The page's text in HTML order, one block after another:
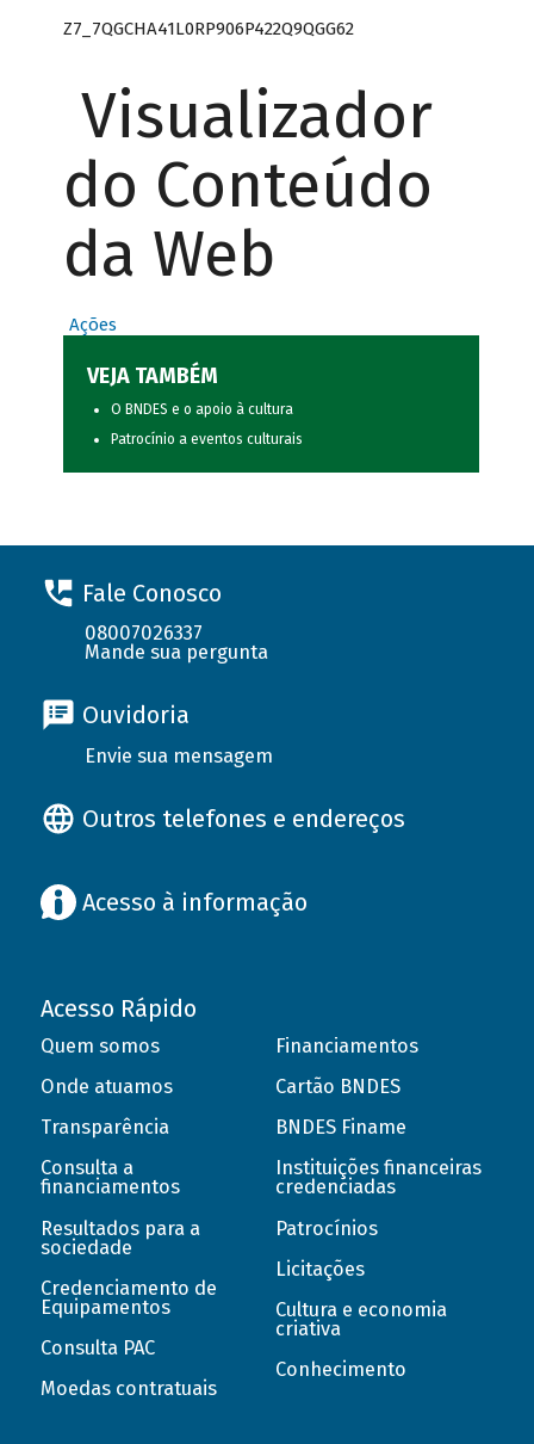
Z7_7QGCHA41L0RP906P422Q9QGG62
Visualizador
do Conteúdo
da Web
Ações
VEJA TAMBÉM
O BNDES e o apoio à cultura
Patrocínio a eventos culturais
Fale Conosco
08007026337
Mande sua pergunta
Ouvidoria
Envie sua mensagem
Outros telefones e endereços
Acesso à informação
Acesso Rápido
Quem somos
Onde atuamos
Transparência
Consulta a
financiamentos
Resultados para a
sociedade
Credenciamento de
Equipamentos
Consulta PAC
Moedas contratuais
Financiamentos
Cartão BNDES
BNDES Finame
Instituições financeiras
credenciadas
Patrocínios
Licitações
Cultura e economia
criativa
Conhecimento